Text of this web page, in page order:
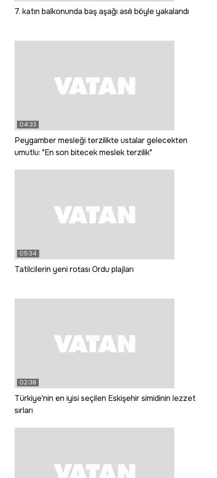
7. katın balkonunda baş aşağı asılı böyle yakalandı
04:33
Peygamber mesleği terzilikte ustalar gelecekten
umutlu: "En son bitecek meslek terzilik"
05:34
Tatilcilerin yeni rotası Ordu plajları
02:38
Türkiye'nin en iyisi seçilen Eskişehir simidinin lezzet
sırları